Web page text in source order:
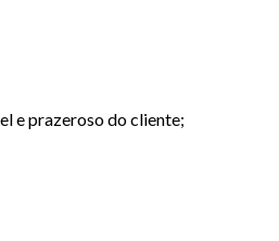
e prazeroso do cliente;